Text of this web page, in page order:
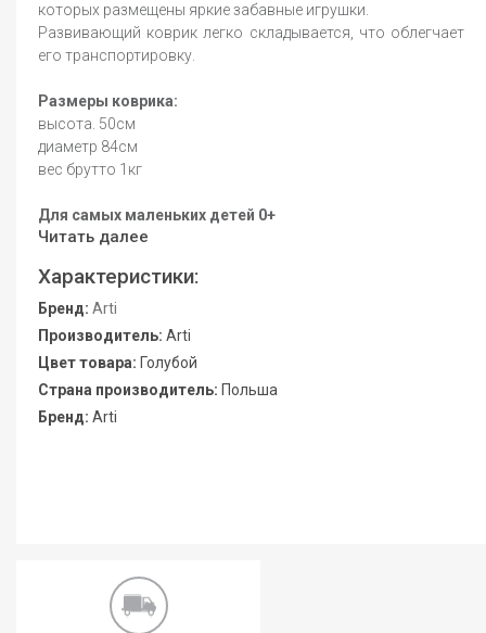
которых размещены яркие забавные игрушки.
Развивающий коврик легко складывается, что облегчает
его транспортировку.
Размеры коврика:
высота. 50см
диаметр 84см
вес брутто 1кг
Для самых маленьких детей 0+
Читать далее
Характеристики:
Бренд: Arti
Производитель: Arti
Цвет товара: Голубой
Страна производитель: Польша
Бренд: Arti